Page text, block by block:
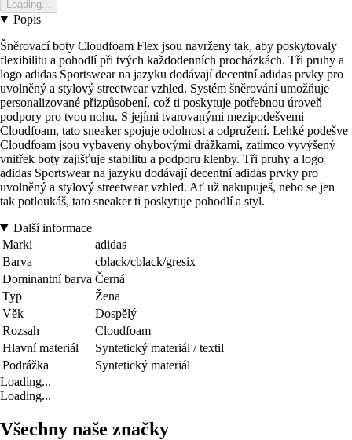
Loading...
Popis
Šněrovací boty Cloudfoam Flex jsou navrženy tak, aby poskytovaly
flexibilitu a pohodlí při tvých každodenních procházkách. Tři pruhy a
logo adidas Sportswear na jazyku dodávají decentní adidas prvky pro
uvolněný a stylový streetwear vzhled. Systém šněrování umožňuje
personalizované přizpůsobení, což ti poskytuje potřebnou úroveň
podpory pro tvou nohu. S jejími tvarovanými mezipodešvemi
Cloudfoam, tato sneaker spojuje odolnost a odpružení. Lehké podešve
Cloudfoam jsou vybaveny ohybovými drážkami, zatímco vyvýšený
vnitřek boty zajišťuje stabilitu a podporu klenby. Tři pruhy a logo
adidas Sportswear na jazyku dodávají decentní adidas prvky pro
uvolněný a stylový streetwear vzhled. Ať už nakupuješ, nebo se jen
tak potloukáš, tato sneaker ti poskytuje pohodlí a styl.
Další informace
Marki
adidas
Barva
cblack/cblack/gresix
Dominantní barva Černá
Typ
Žena
Věk
Dospělý
Rozsah
Cloudfoam
Hlavní materiál
Syntetický materiál / textil
Podrážka
Syntetický materiál
Loading...
Loading...
Všechny naše značky